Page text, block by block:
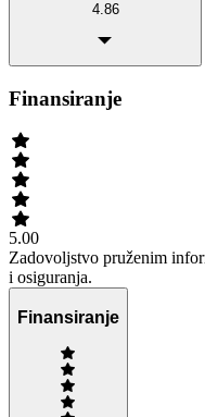
4.86
Finansiranje
5.00
Zadovoljstvo pruženim
i osiguranja.
Finansiranje